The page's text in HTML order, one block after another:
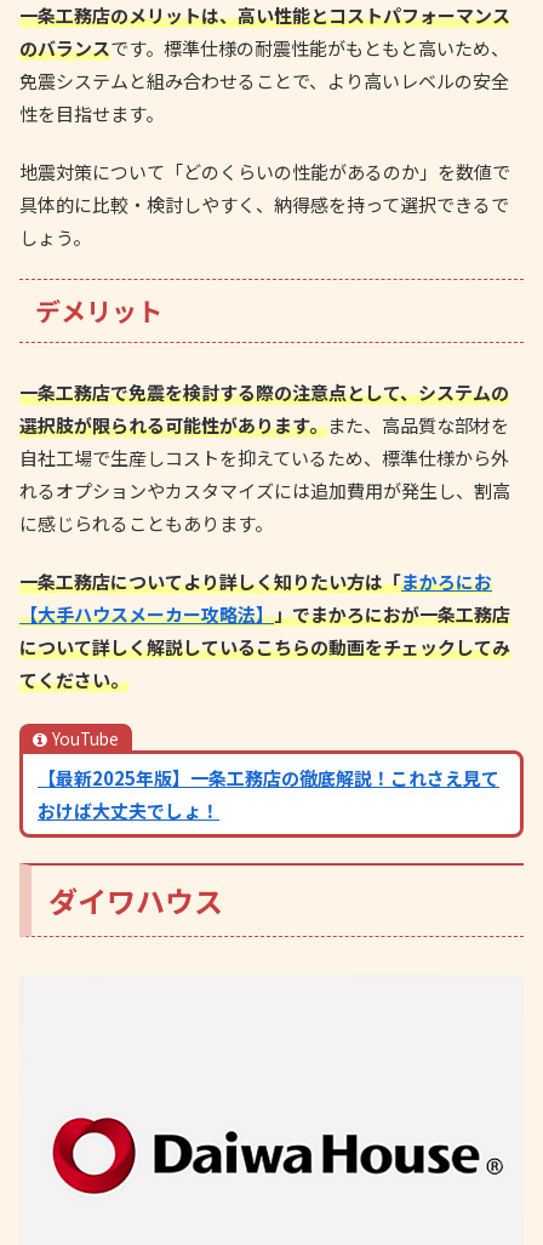
一条工務店のメリットは、高い性能とコストパフォーマンス
のバランスです。標準仕様の耐震性能がもともと高いため、
免震システムと組み合わせることで、より高いレベルの安全
性を目指せます。
地震対策について「どのくらいの性能があるのか」を数値で
具体的に比較・検討しやすく、納得感を持って選択できるで
しょう。
デメリット
一条工務店で免震を検討する際の注意点として、システムの
選択肢が限られる可能性があります。また、高品質な部材を
自社工場で生産しコストを抑えているため、標準仕様から外
れるオプションやカスタマイズには追加費用が発生し、割高
に感じられることもあります。
一条工務店についてより詳しく知りたい方は「まかろにお
【大手ハウスメーカー攻略法】」でまかろにおが一条工務店
について詳しく解説しているこちらの動画をチェックしてみ
てください。
YouTube
【最新2025年版】一条工務店の徹底解説！これさえ見て
おけば大丈夫でしょ！
ダイワハウス